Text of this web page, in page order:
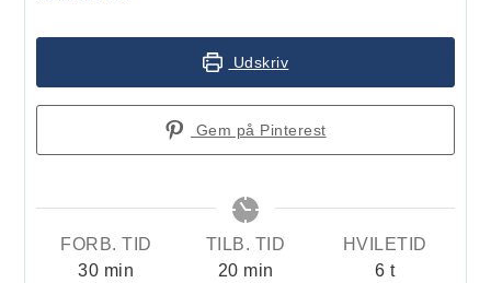
Udskriv
Gem på Pinterest
FORB. TID
30minutter
min
TILB. TID
20minutter
min
HVILETID
6timer
t